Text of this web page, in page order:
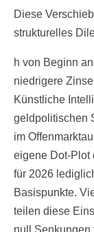
Diese
strukturelles
h von Beginn
niedrigere
Künstliche
geldpolitischen
im
eigene Dot-Plot
für 2026
Basispunkte.
teilen diese